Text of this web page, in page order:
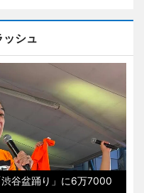
ッシュ
谷盆踊り」に6万7000